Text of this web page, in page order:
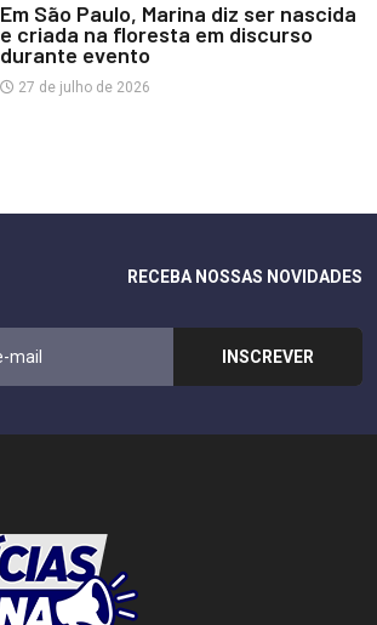
Em São Paulo, Marina diz ser nascida
e criada na floresta em discurso
durante evento
27 de julho de 2026
RECEBA NOSSAS NOVIDADES